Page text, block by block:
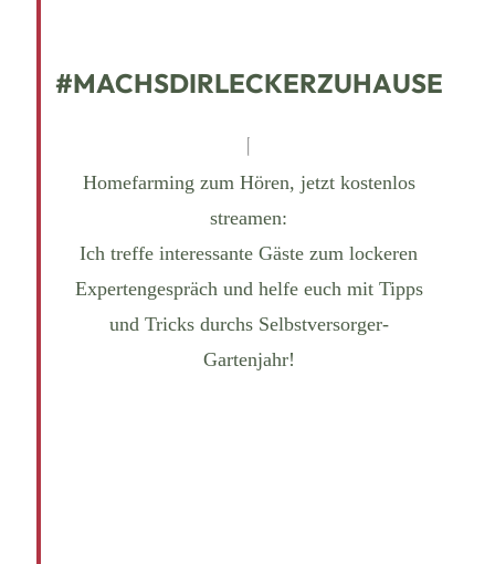
#MACHSDIRLECKERZUHAUSE
Homefarming zum Hören, jetzt kostenlos
streamen:
Ich treffe interessante Gäste zum lockeren
Expertengespräch und helfe euch mit Tipps
und Tricks durchs Selbstversorger-
Gartenjahr!